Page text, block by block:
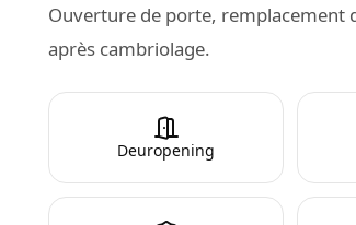
Ouverture de porte, remplacement
après cambriolage.
Deuropening